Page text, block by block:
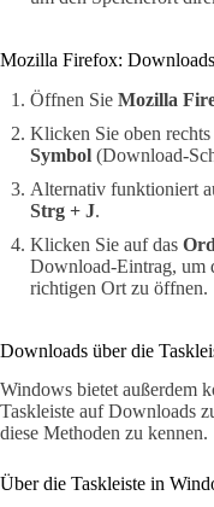
Mozilla Firefox:
Öffnen Sie Mozilla
Klicken Sie oben rechts
Symbol (Download-
Alternativ funktioniert
Strg + J.
Klicken Sie auf das
Download-Eintrag, um
richtigen Ort zu öffnen.
Downloads über die
Windows bietet außerdem
Taskleiste auf Downloads
diese Methoden zu kennen.
Über die Taskleiste in